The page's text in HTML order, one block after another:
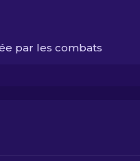
par les combats